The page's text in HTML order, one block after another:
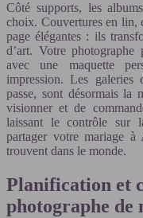
Côté supports, les
choix. Couvertures en lin,
page élégantes : ils
d’art. Votre photographe
avec une maquette
impression. Les
passe, sont désormais la
visionner et de
laissant le contrôle sur
partager votre mariage
trouvent dans le monde.
Planification et
photographe de